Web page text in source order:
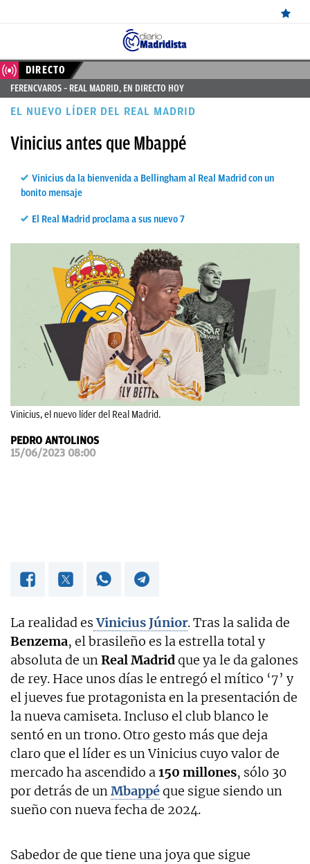
ÚLTIMAS
NOTICIAS
MADRID
BALONCESTO
CANTERA
FICHAJES
FEMENINO
PAPARAZZI
OKDIARIO
DIRECTO
FERENCVAROS – REAL MADRID, EN DIRECTO HOY
EL NUEVO LÍDER DEL REAL MADRID
Vinicius antes que Mbappé
Vinicius da la bienvenida a Bellingham al Real Madrid con un
bonito mensaje
El Real Madrid proclama a sus nuevo 7
Vinicius, el nuevo líder del Real Madrid.
PEDRO ANTOLINOS
15/06/2023 08:00
La realidad es Vinicius Júnior. Tras la salida de
Benzema, el brasileño es la estrella total y
absoluta de unReal Madridque ya le da galones
de rey. Hace unos días le entregó el mítico ‘7’ y
el jueves fue protagonista en la presentación de
la nueva camiseta. Incluso el club blanco le
sentó en un trono. Otro gesto más que deja
claro que el líder es un Vinicius cuyo valor de
mercado ha ascendido a150 millones, sólo 30
por detrás de unMbappéque sigue siendo un
sueño con nueva fecha de 2024.
Sabedor de que tiene una joya que sigue